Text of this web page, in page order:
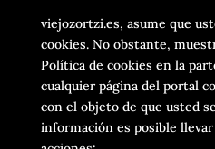
viejozortzi.es, asume que
cookies. No obstante,
Política de cookies en la
cualquier página del portal
con el objeto de que usted
información es posible